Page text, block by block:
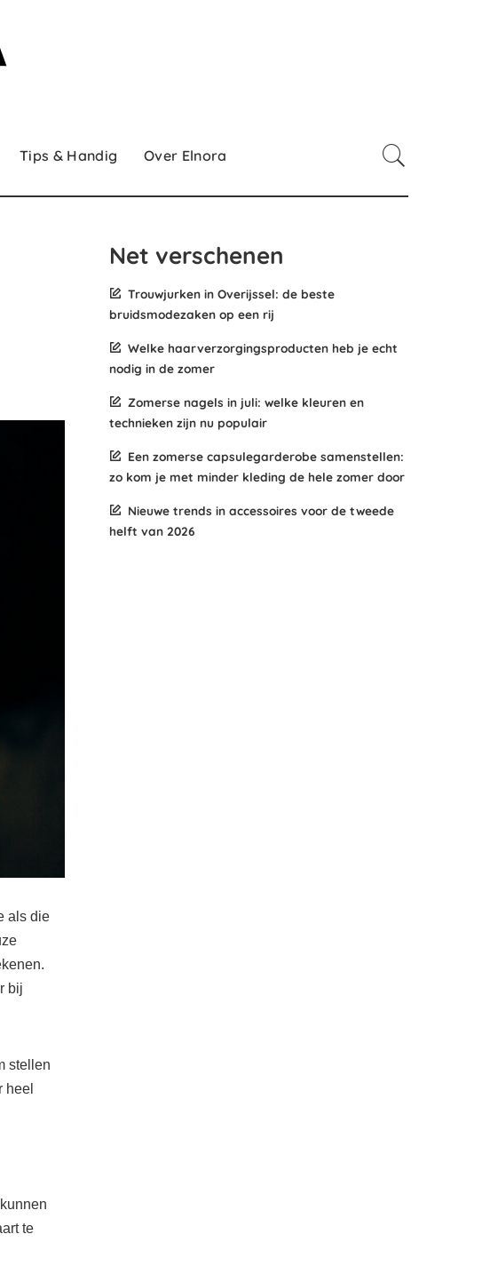
Tips & Handig Over Elnora
als die
bij
stellen
heel
te
Net verschenen
Trouwjurken in Overijssel: de beste
bruidsmodezaken op een rij
Welke haarverzorgingsproducten heb je echt
nodig in de zomer
Zomerse nagels in juli: welke kleuren en
technieken zijn nu populair
Een zomerse capsulegarderobe samenstellen:
zo kom je met minder kleding de hele zomer door
Nieuwe trends in accessoires voor de tweede
helft van 2026